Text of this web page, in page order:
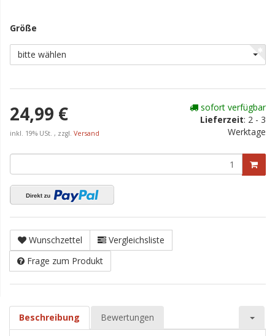
Größe
bitte wählen
24,99 €
inkl. 19% USt. , zzgl. Versand
sofort verfügbar
Lieferzeit: 2 - 3
Werktage
Wunschzettel
Vergleichsliste
Frage zum Produkt
Beschreibung Bewertungen